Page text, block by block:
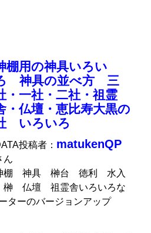
棚用の神具いろい
神具の並べ方 三
・一社・二社・祖霊
・仏壇・恵比寿大黒の
いろいろ
投稿者： matukenQP
ん
棚 神具 榊台 徳利 水入
仏壇 祖霊舎いろいろな
ターのバージョンアップ